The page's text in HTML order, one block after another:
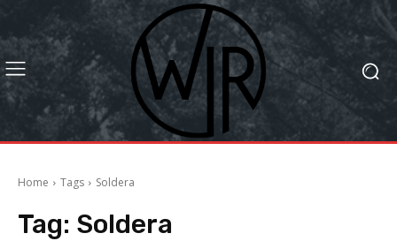
Home Tags Soldera
Tag: Soldera